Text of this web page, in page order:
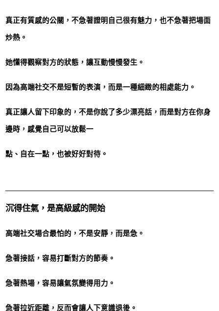
真正有質感的公關，不急著證明自己很有魅力，也不急著把場面
炒熱。
她懂得觀察對方的狀態，讓互動慢慢發生。
因為高端社交不是短暫的表演，而是一種細緻的相處能力。
真正讓人留下印象的，不是你說了多少漂亮話，而是對方在你身
邊時，感覺自己可以放鬆一
點、自在一點，也被好好對待。
沉得住氣，是高級感的開始
高端社交場合最怕的，不是安靜，而是急。
急著接話，容易打斷對方的節奏。
急著熱場，容易讓氣氛變得用力。
急著拉近距離，反而會讓人下意識退後。